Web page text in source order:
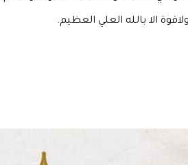
الا بالله العلي العظيم.